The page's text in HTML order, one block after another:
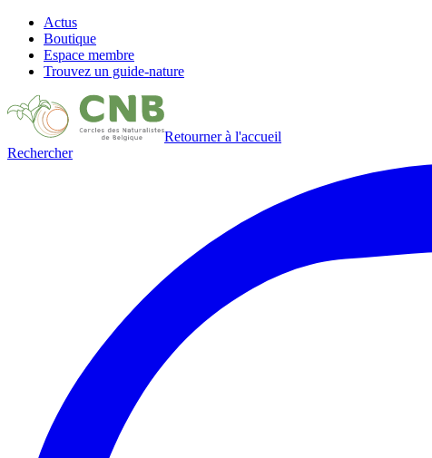
Actus
Boutique
Espace membre
Trouvez un guide-nature
Retourner à l'accueil
Rechercher